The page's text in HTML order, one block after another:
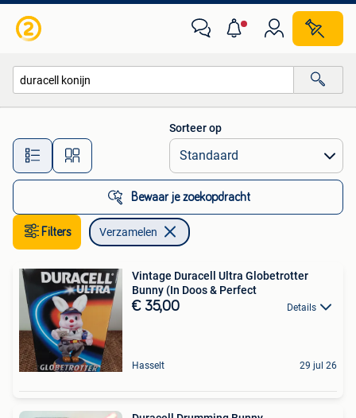
Alle afstanden…
Sorteer op
Bewaar je zoekopdracht
Filters Verzamelen
Vintage Duracell Ultra Globetrotter
Bunny (In Doos & Perfect
€ 35,00 Details
Hasselt 29 jul 26